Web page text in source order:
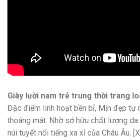
Giày lười nam trẻ trung thời trang
Đặc điểm linh hoạt bền bỉ, Mịn đẹp tự
thoáng mát. Nhờ sở hữu chất lượng
núi tuyết nổi tiếng xa xỉ của Châu Âu.